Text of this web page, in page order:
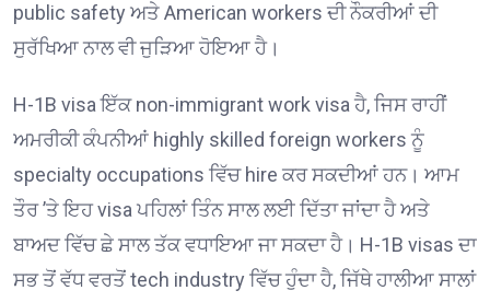
public safety ਅਤੇ American workers ਦੀ ਨੌਕਰੀਆਂ ਦੀ
ਸੁਰੱਖਿਆ ਨਾਲ ਵੀ ਜੁੜਿਆ ਹੋਇਆ ਹੈ।
H-1B visa ਇੱਕ non-immigrant work visa ਹੈ, ਜਿਸ ਰਾਹੀਂ
ਅਮਰੀਕੀ ਕੰਪਨੀਆਂ highly skilled foreign workers ਨੂੰ
specialty occupations ਵਿੱਚ hire ਕਰ ਸਕਦੀਆਂ ਹਨ। ਆਮ
ਤੌਰ ’ਤੇ ਇਹ visa ਪਹਿਲਾਂ ਤਿੰਨ ਸਾਲ ਲਈ ਦਿੱਤਾ ਜਾਂਦਾ ਹੈ ਅਤੇ
ਬਾਅਦ ਵਿੱਚ ਛੇ ਸਾਲ ਤੱਕ ਵਧਾਇਆ ਜਾ ਸਕਦਾ ਹੈ। H-1B visas ਦਾ
ਸਭ ਤੋਂ ਵੱਧ ਵਰਤੋਂ tech industry ਵਿੱਚ ਹੁੰਦਾ ਹੈ, ਜਿੱਥੇ ਹਾਲੀਆ ਸਾਲਾਂ